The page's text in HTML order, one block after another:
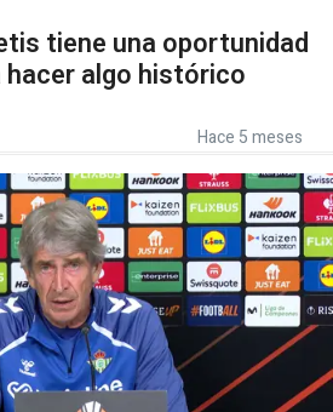
tiene una oportunidad
algo histórico
Hace 5 meses